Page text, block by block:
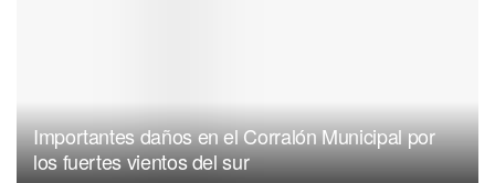
Importantes daños en el Corralón Municipal por
los fuertes vientos del sur